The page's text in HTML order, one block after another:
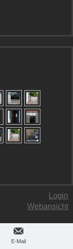
Login
Webansicht
E-Mail